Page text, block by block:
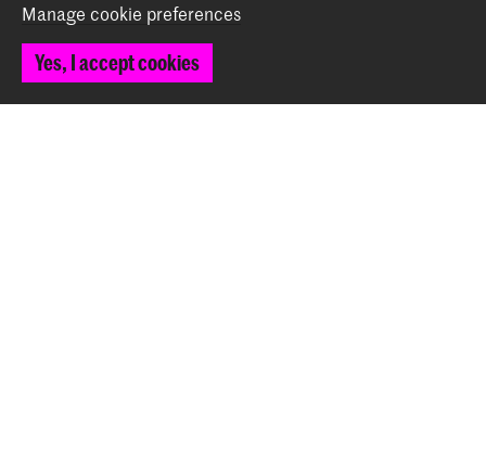
Spuiplein 150
2511 DG The Hague
+31 70 315 15 15
info@koncon.nl
Manage cookie preferences
Yes, I accept cookies